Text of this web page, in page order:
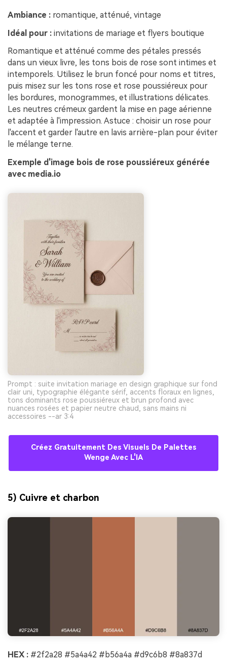
Ambiance : romantique, atténué, vintage
Idéal pour : invitations de mariage et flyers boutique
Romantique et atténué comme des pétales pressés
dans un vieux livre, les tons bois de rose sont intimes et
intemporels. Utilisez le brun foncé pour noms et titres,
puis misez sur les tons rose et rose poussiéreux pour
les bordures, monogrammes, et illustrations délicates.
Les neutres crémeux gardent la mise en page aérienne
et adaptée à l'impression. Astuce : choisir un rose pour
l'accent et garder l'autre en lavis arrière-plan pour éviter
le mélange terne.
Exemple d'image bois de rose poussiéreux générée
avec media.io
Prompt : suite invitation mariage en design graphique sur fond
clair uni, typographie élégante sérif, accents floraux en lignes,
tons dominants rose poussiéreux et brun profond avec
nuances rosées et papier neutre chaud, sans mains ni
accessoires --ar 3:4
Créez Gratuitement Des Visuels De Palettes
Wenge Avec L'IA
5) Cuivre et charbon
HEX : #2f2a28 #5a4a42 #b56a4a #d9c6b8 #8a837d